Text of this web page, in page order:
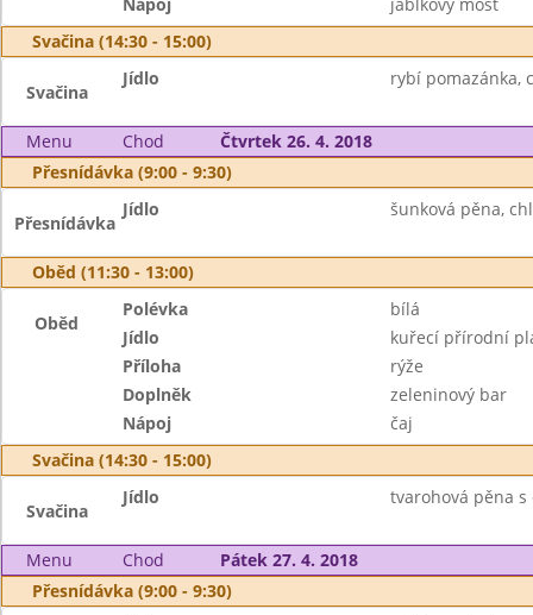
Svačina (14:30 - 15:00)
Svačina
Jídlo rybí pomazánka,
Menu Chod
Čtvrtek 26. 4. 2018
Přesnídávka (9:00 - 9:30)
Přesnídávka
Jídlo šunková pěna,
Oběd (11:30 - 13:00)
Oběd
Polévka
bílá
Jídlo
kuřecí přírodní
Příloha
rýže
Doplněk
zeleninový bar
Nápoj
čaj
Svačina (14:30 - 15:00)
Svačina
Jídlo tvarohová pěna s
Menu Chod
Pátek 27. 4. 2018
Přesnídávka (9:00 - 9:30)